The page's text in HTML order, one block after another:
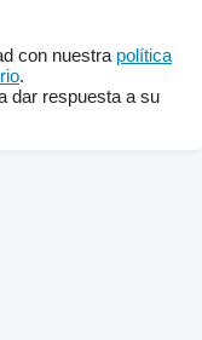
con nuestra política
.
dar respuesta a su